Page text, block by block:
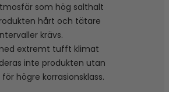
som hög salthalt
hårt och tätare
krävs.
extremt tufft klimat
inte produkten utan
högre korrasionsklass.